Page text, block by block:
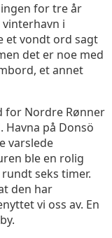
for tre år
vinterhavn i
et vondt ord sagt
det er noe med
et annet
for Nordre Rønner
på Donsö
varslede
ble en rolig
seks timer.
den har
vi oss av. En